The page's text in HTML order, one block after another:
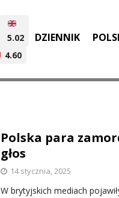
5.02
4.60
DZIENNIK
Polska para
głos
14 stycznia, 2025
W brytyjskich mediach